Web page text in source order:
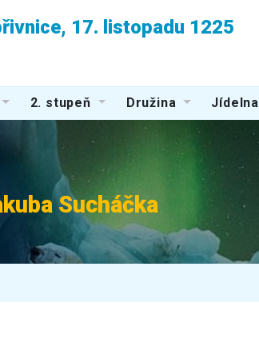
17. listopadu 1225
2. stupeň Družina Jídelna
Sucháčka